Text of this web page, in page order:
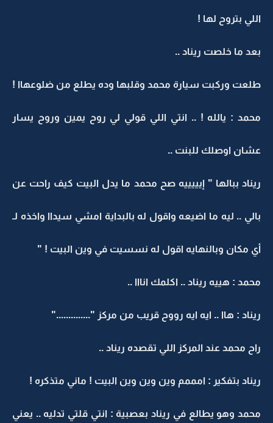
اللي بتروح لها !
بعد ما خلصت ريناد ..
طلعت وركبت سيارة محمد وقلبها وده يطلع من ضلوعهاا !
محمد : يالله ! .. انتي اللي قولي لي روح يمين وروح يسار
عشان اوصلك للبنت ..
ريناد ببالها " إيييييه صح محمد ما يدل البيت كيف راحت عن
بالي .. ليه ما اضيعه واقول له بالبداية امشي سيداا واخذه لـ
أي مكان وبالنهايه اقول له نسسيت في وين البيت ! "
محمد : هييه ريناد .. اكلمك انااا ..
ريناد : هاا .. ايه ايه رووح قريب من مركز ".............."
راح محمد عند المركز اللي تقصده ريناد ..
ريناد بتفكير : امممم وين وين وين البيت ! ماني متذكره !
محمد وهو يطالع في ريناد بعصبية : انتي قلتي تدليه .. يعني